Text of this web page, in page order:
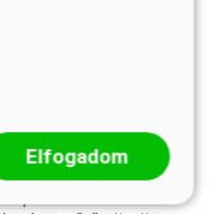
Elfogadom